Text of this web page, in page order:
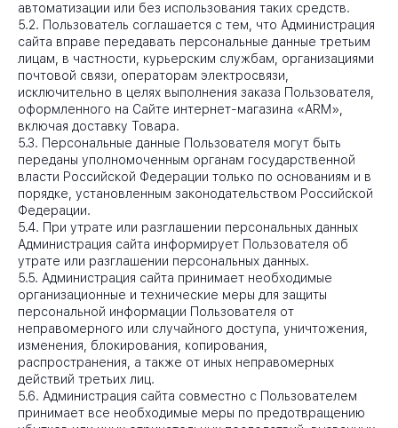
автоматизации или без использования таких средств.
5.2. Пользователь соглашается с тем, что Администрация
сайта вправе передавать персональные данные третьим
лицам, в частности, курьерским службам, организациями
почтовой связи, операторам электросвязи,
исключительно в целях выполнения заказа Пользователя,
оформленного на Сайте интернет-магазина «ARM»,
включая доставку Товара.
5.3. Персональные данные Пользователя могут быть
переданы уполномоченным органам государственной
власти Российской Федерации только по основаниям и в
порядке, установленным законодательством Российской
Федерации.
5.4. При утрате или разглашении персональных данных
Администрация сайта информирует Пользователя об
утрате или разглашении персональных данных.
5.5. Администрация сайта принимает необходимые
организационные и технические меры для защиты
персональной информации Пользователя от
неправомерного или случайного доступа, уничтожения,
изменения, блокирования, копирования,
распространения, а также от иных неправомерных
действий третьих лиц.
5.6. Администрация сайта совместно с Пользователем
принимает все необходимые меры по предотвращению